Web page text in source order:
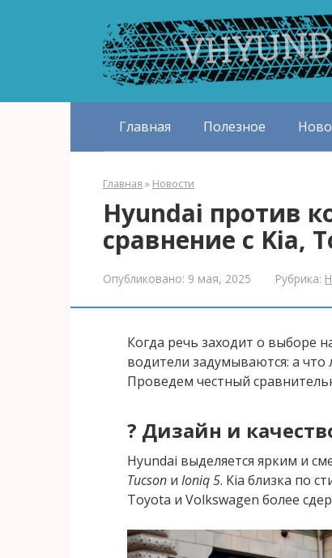
Главная Полезное
Главная » Новости
Hyundai против
сравнение с Kia,
Опубликовано: 9 мая, 2025 Рубрика:
Когда речь заходит о выборе
водители задумываются: а
Проведем честный
? Дизайн и
Hyundai выделяется ярким и
Tucson и Ioniq 5. Kia близка по
Toyota и Volkswagen более